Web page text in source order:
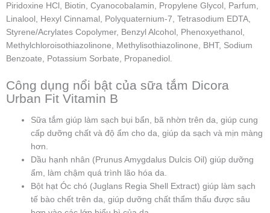
Piridoxine HCl, Biotin, Cyanocobalamin, Propylene Glycol, Parfum,
Linalool, Hexyl Cinnamal, Polyquaternium-7, Tetrasodium EDTA,
Styrene/Acrylates Copolymer, Benzyl Alcohol, Phenoxyethanol,
Methylchloroisothiazolinone, Methylisothiazolinone, BHT, Sodium
Benzoate, Potassium Sorbate, Propanediol.
Công dụng nổi bật của sữa tắm Dicora
Urban Fit Vitamin B
Sữa tắm giúp làm sạch bụi bẩn, bã nhờn trên da, giúp cung
cấp dưỡng chất và độ ẩm cho da, giúp da sạch và mịn màng
hơn.
Dầu hạnh nhân (Prunus Amygdalus Dulcis Oil) giúp dưỡng
ẩm, làm chậm quá trình lão hóa da.
Bột hạt Óc chó (Juglans Regia Shell Extract) giúp làm sạch
tế bào chết trên da, giúp dưỡng chất thẩm thấu được sâu